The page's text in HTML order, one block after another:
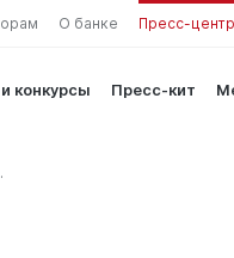
О банке Пресс-центр
конкурсы Пресс-кит